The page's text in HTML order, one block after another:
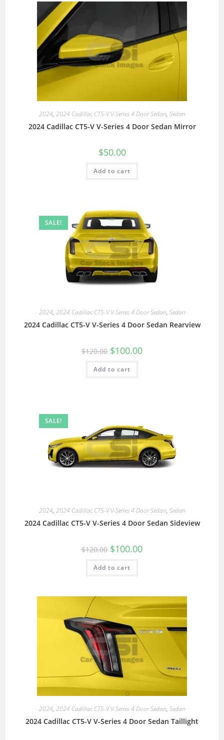
2024, 2024 Cadillac CT5-V V-Series 4 Door Sedan, Sedan
2024 Cadillac CT5-V V-Series 4 Door Sedan Mirror
$50.00
Add to cart
SALE!
2024, 2024 Cadillac CT5-V V-Series 4 Door Sedan, Sedan
2024 Cadillac CT5-V V-Series 4 Door Sedan Rearview
$120.00 $100.00
Add to cart
SALE!
2024, 2024 Cadillac CT5-V V-Series 4 Door Sedan, Sedan
2024 Cadillac CT5-V V-Series 4 Door Sedan Sideview
$120.00 $100.00
Add to cart
2024, 2024 Cadillac CT5-V V-Series 4 Door Sedan, Sedan
2024 Cadillac CT5-V V-Series 4 Door Sedan Taillight